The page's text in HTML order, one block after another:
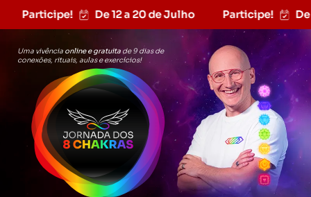
Participe! De 12 a 20 de Julho Participe!
Uma vivência online e gratuita de 9 dias de
conexões, rituais, aulas e exercícios!